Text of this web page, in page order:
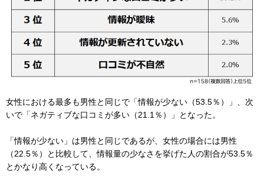
女性における最多も男性と同じで「情報が少ない（53.5％）」、次
いで「ネガティブな口コミが多い（21.1％）」となった。
「情報が少ない」は男性と同じであるが、女性の場合には男性
（22.5％）と比較して、情報量の少なさを挙げた人の割合が53.5％
とかなり高くなっている。